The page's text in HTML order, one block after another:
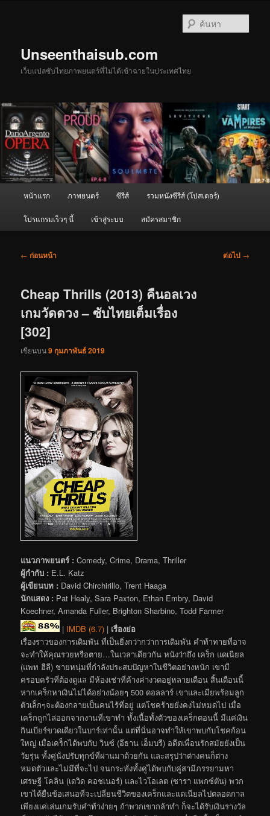
Unseenthaisub.com
เว็บแปลซับไทยภาพยนตร์ที่ไม่ได้เข้าฉายในประเทศไทย
หน้าแรก ภาพยนตร์ ซีรีส์ รวมหนังซีรีส์ (โปสเตอร์)
โปรแกรมเร็วๆ นี้ เข้าสู่ระบบ สมัครสมาชิก
เมนู
← ก่อนหน้า ต่อไป →
Cheap Thrills (2013) คืนอลเวง​
เกมวัดดวง – ซับไทยเต็มเรื่อง
[302]
เขียนบน9 กุมภาพันธ์ 2019
แนวภาพยนตร์ : Comedy, Crime, Drama, Thriller
ผู้กำกับ : E.L. Katz
ผู้เขียนบท : David Chirchirillo, Trent Haaga
นักแสดง : Pat Healy, Sara Paxton, Ethan Embry, David
Koechner, Amanda Fuller, Brighton Sharbino, Todd Farmer
| IMDB (6.7) | เรื่องย่อ
เรื่องราวของการเดิมพัน ที่เป็นยิ่งกว่ากว่าการเดิมพัน คำท้าทายที่อาจ
จะทำให้คุณรวยหรือตาย…ในเวลาเดียวกัน หนังว่าถึง เคร็ก แดเนียล
(แพท ฮีลี) ชายหนุ่มที่กำลังประสบปัญหาในชีวิตอย่างหนัก เขามี
ครอบครัวที่ต้องดูแล มีห้องเช่าที่ค้างค่างวดอยู่หลายเดือน สิ้นเดือนนี้
หากเคร็กหาเงินไม่ได้อย่างน้อยๆ 500 ดอลลาร์ เขาและเมียพร้อมลูก
ตัวเล็กๆจะต้องกลายเป็นคนไร้ที่อยู่ แต่โชคร้ายยังคงไม่หมดไป เมื่อ
เคร็กถูกไล่ออกจากงานที่เขาทำ ทั้งเนื้อทั้งตัวของเคร็กตอนนี้ มีแค่เงิน
กินเบียร์ขวดเดียวในบาร์เท่านั้น แต่ที่นั่นอาจทำให้เขาพบกับโชคก้อน
ใหญ่ เมื่อเคร็กได้พบกับ วินซ์ (อีธาน เอ็มบรี) อดีตเพื่อนรักสมัยยังเป็น
วัยรุ่น ทั้งคู่นั่งปรับทุกข์ที่ผ่านมาด้วยกัน และสรุปว่าต่างคนก็ต่าง
หมดตัวและไม่มีที่จะไป จนกระทั่งทั้งคู่ได้พบกับคู่สามีภรรยามหา
เศรษฐี โคลิน (เดวิด คอชเนอร์) และไวโอเลต (ซารา แพกซ์ตัน) พวก
เขาได้ยื่นข้อเสนอที่จะเปลี่ยนชีวิตของเคร็กและแดเนียลไปตลอดกาล
เพียงแค่เล่นเกมรับคำท้าง่ายๆ ถ้าพวกเขากล้าทำ ก็จะได้รับเงินรางวัล